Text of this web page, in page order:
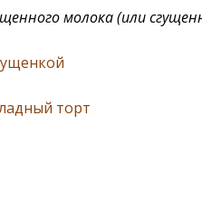
молока (или
торт